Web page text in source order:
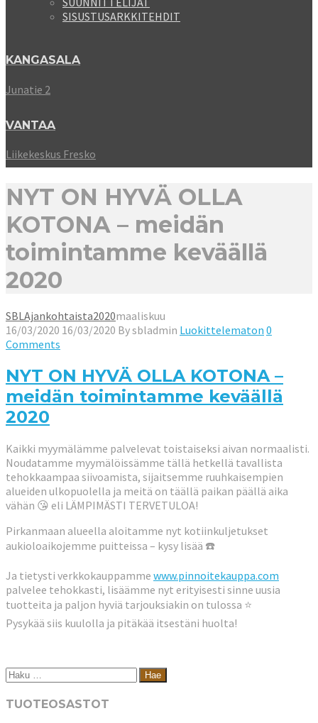
SISUSTUSARKKITEHDIT
KANGASALA
Junatie 2
VANTAA
Liikekeskus Fresko
NYT ON HYVÄ OLLA
KOTONA – meidän
toimintamme keväällä
2020
SBLAjankohtaista2020maaliskuu
16/03/2020 16/03/2020 Bysbladmin Luokittelematon 0
Comments
NYT ON HYVÄ OLLA KOTONA –
meidän toimintamme keväällä
2020
Kaikki myymälämme palvelevat toistaiseksi aivan normaalisti.
Noudatamme myymälöissämme tällä hetkellä tavallista
tehokkaampaa siivoamista, sijaitsemme ruuhkaisempien
alueiden ulkopuolella ja meitä on täällä paikan päällä aika
vähän 😘 eli LÄMPIMÄSTI TERVETULOA!
Pirkanmaan alueella aloitamme nyt kotiinkuljetukset
aukioloaikojemme puitteissa – kysy lisää ☎️
Ja tietysti verkkokauppamme www.pinnoitekauppa.com
palvelee tehokkasti, lisäämme nyt erityisesti sinne uusia
tuotteita ja paljon hyviä tarjouksiakin on tulossa ⭐
Pysykää siis kuulolla ja pitäkää itsestäni huolta!
Haku:
TUOTEOSASTOT